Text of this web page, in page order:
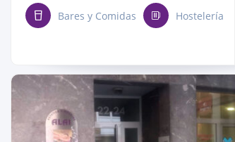
Bares y Comidas Hostelería